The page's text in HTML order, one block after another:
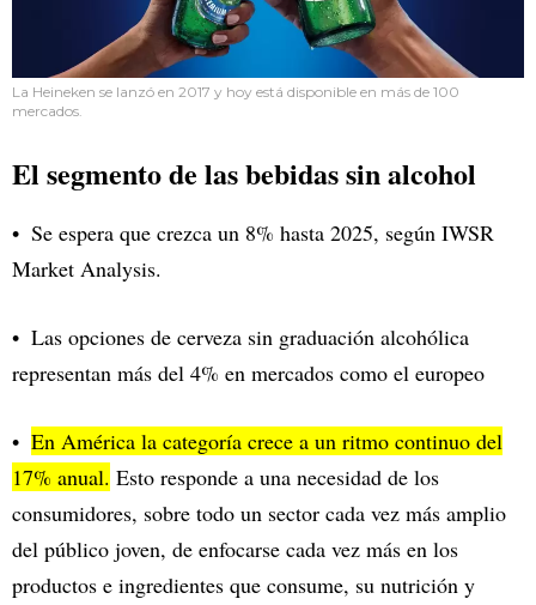
La Heineken se lanzó en 2017 y hoy está disponible en más de 100
mercados.
El segmento de las bebidas sin alcohol
Se espera que crezca un 8% hasta 2025, según IWSR
Market Analysis.
Las opciones de cerveza sin graduación alcohólica
representan más del 4% en mercados como el europeo
En América la categoría crece a un ritmo continuo del
17% anual. Esto responde a una necesidad de los
consumidores, sobre todo un sector cada vez más amplio
del público joven, de enfocarse cada vez más en los
productos e ingredientes que consume, su nutrición y